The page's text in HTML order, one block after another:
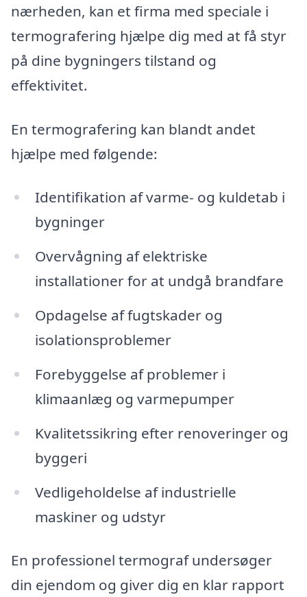
nærheden, kan et firma med speciale i
termografering hjælpe dig med at få styr
på dine bygningers tilstand og
effektivitet.
En termografering kan blandt andet
hjælpe med følgende:
Identifikation af varme- og kuldetab i
bygninger
Overvågning af elektriske
installationer for at undgå brandfare
Opdagelse af fugtskader og
isolationsproblemer
Forebyggelse af problemer i
klimaanlæg og varmepumper
Kvalitetssikring efter renoveringer og
byggeri
Vedligeholdelse af industrielle
maskiner og udstyr
En professionel termograf undersøger
din ejendom og giver dig en klar rapport